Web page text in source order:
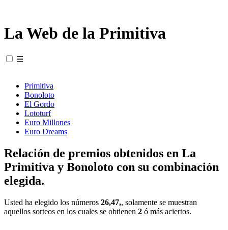
La Web de la Primitiva
☰
Primitiva
Bonoloto
El Gordo
Lototurf
Euro Millones
Euro Dreams
Relación de premios obtenidos en La
Primitiva y Bonoloto con su combinación
elegida.
Usted ha elegido los números 26,47,, solamente se muestran
aquellos sorteos en los cuales se obtienen 2 ó más aciertos.